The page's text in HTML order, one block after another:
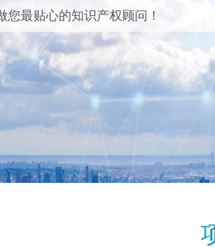
您最贴心的知识产权顾问！